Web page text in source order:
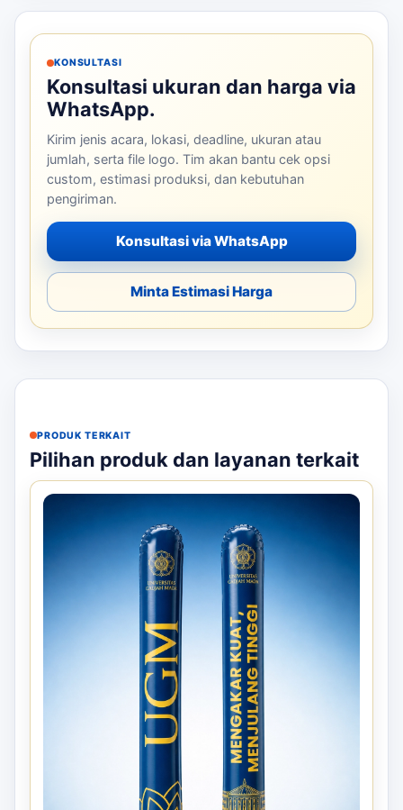
KONSULTASI
Konsultasi ukuran dan harga via
WhatsApp.
Kirim jenis acara, lokasi, deadline, ukuran atau
jumlah, serta file logo. Tim akan bantu cek opsi
custom, estimasi produksi, dan kebutuhan
pengiriman.
Konsultasi via WhatsApp
Minta Estimasi Harga
PRODUK TERKAIT
Pilihan produk dan layanan terkait